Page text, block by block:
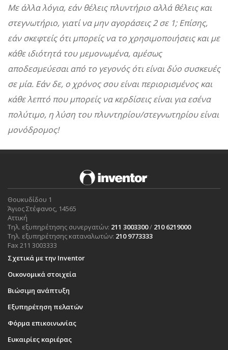
Με άλλα λόγια, εάν θέλεις πλυντήριο αλλά θέλεις και
στεγνωτήριο, γιατί να μην αγοράσεις 2 σε 1; Επίσης,
εάν σκεφτείς ότι μπορείς να το χρησιμοποιήσεις και με
κάθε ιδιότητά του μεμονωμένα, αμέσως
αποδεσμεύεσαι από το γεγονός ότι είναι δύο συσκευές
σε μία. Εάν δε, ο χρόνος σου είναι περιορισμένος και
κάθε λεπτό που μπορείς να κερδίσεις είναι για εσένα
πολύτιμο, η λύση του πλυντηρίου/στεγνωτηρίου είναι
μονόδρομος!
Θουκυδίδου 1
Άγιος Στέφανος, 14565
Αττική
Τηλ. εξυπηρέτησης συνεργατών: 211 3003300/ 210 6219000
Τηλ. εξυπηρέτησης καταναλωτών: 210 9773333
Fax 211 3003333
Σχετικά με την Inventor
Οικονομικά στοιχεία
Βιώσιμη ανάπτυξη
Εξυπηρέτηση πελατών
Φόρμα επικοινωνίας
Ευκαιρίες καριέρας